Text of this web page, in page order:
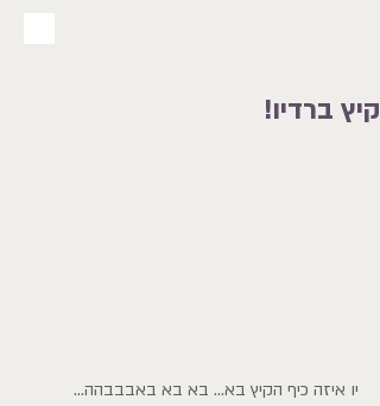
קיץ ברדיו!
יו איזה כיף הקיץ בא... בא בא באבבבהה...